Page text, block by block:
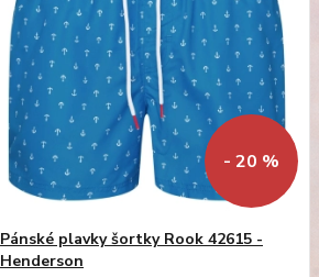
- 20 %
Pánské plavky šortky Rook 42615 -
Henderson